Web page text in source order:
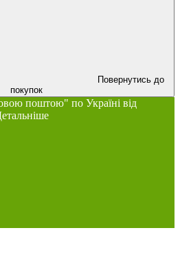
Повернутись до
покупок
поштою" по Україні від